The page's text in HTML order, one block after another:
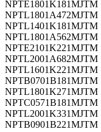
NPTE1801K181MJTM
NPTL1801A472MJTM
NPTL1401K181MJTM
NPTL1801A562MJTM
NPTE2101K221MJTM
NPTL2001A682MJTM
NPTL1601K221MJTM
NPTB0701B181MJTM
NPTL1801K271MJTM
NPTC0571B181MJTM
NPTL2001K331MJTM
NPTB0901B221MJTM